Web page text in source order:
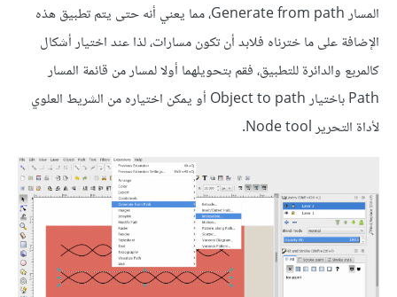
المسار Generate from path، مما يعني أنه حتى يتم تطبيق هذه
الإضافة على ما خترناه فلابد أن تكون مسارات، لذا عند اختيار أشكال
كالمربع والدائرة للتطبيق، فقم بتحويلهما أولا لمسار من قائمة المسار
Path باختيار Object to path أو يمكن اختياره من الشريط العلوي
لأداة التحرير Node tool.